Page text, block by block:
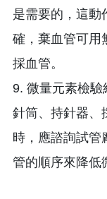
是需要的，這動
確，棄血管可用
採血管。
9. 微量元素檢驗
針筒、持針器、
時，應諮詢試管
管的順序來降低